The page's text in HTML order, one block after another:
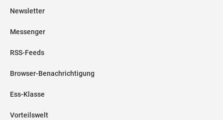
Newsletter
Messenger
RSS-Feeds
Browser-Benachrichtigung
Ess-Klasse
Vorteilswelt